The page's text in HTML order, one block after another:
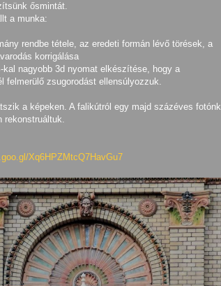
ősmintát.
a munka:
rendbe tétele, az eredeti formán lévő törések, a
korrigálása
kal nagyobb 3d nyomat elkészítése, hogy a
felmerülő zsugorodást ellensúlyozzuk.
a képeken. A falikútról egy majd százéves fotónk
rekonstruáltuk.
Xq6HPZMtcQ7HavGu7